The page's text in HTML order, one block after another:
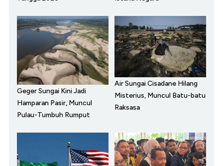
Geger Sungai Kini Jadi
Hamparan Pasir, Muncul
Pulau-Tumbuh Rumput
Air Sungai Cisadane Hilang
Misterius, Muncul Batu-batu
Raksasa